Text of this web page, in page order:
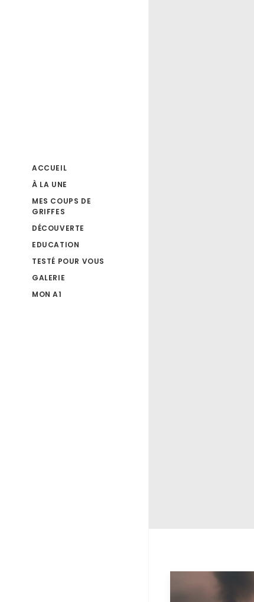
ACCUEIL
À LA UNE
MES COUPS DE
GRIFFES
DÉCOUVERTE
EDUCATION
TESTÉ POUR VOUS
GALERIE
MON A1